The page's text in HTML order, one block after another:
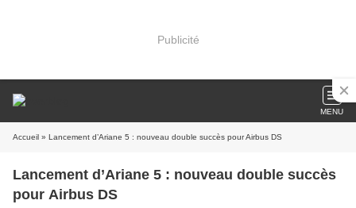
Publicité
MENU
Accueil » Lancement d’Ariane 5 : nouveau double succès pour Airbus DS
Lancement d’Ariane 5 : nouveau double succès
pour Airbus DS